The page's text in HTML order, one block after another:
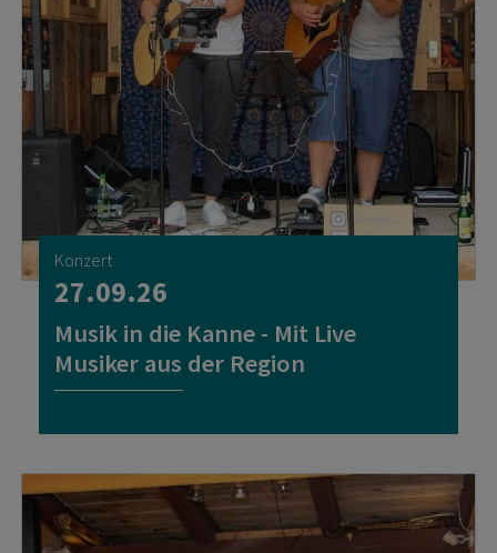
Konzert
27.09.26
Musik in die Kanne - Mit Live
Musiker aus der Region